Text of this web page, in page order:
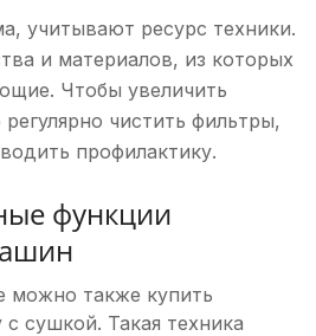
учитывают ресурс техники.
и материалов, из которых
Чтобы увеличить
чистить фильтры,
профилактику.
функции
можно также купить
сушкой. Такая техника